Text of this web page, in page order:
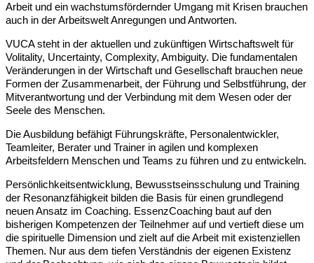
Arbeit und ein wachstumsfördernder Umgang mit Krisen brauchen
auch in der Arbeitswelt Anregungen und Antworten.
VUCA steht in der aktuellen und zukünftigen Wirtschaftswelt für
Volitality, Uncertainty, Complexity, Ambiguity. Die fundamentalen
Veränderungen in der Wirtschaft und Gesellschaft brauchen neue
Formen der Zusammenarbeit, der Führung und Selbstführung, der
Mitverantwortung und der Verbindung mit dem Wesen oder der
Seele des Menschen.
Die Ausbildung befähigt Führungskräfte, Personalentwickler,
Teamleiter, Berater und Trainer in agilen und komplexen
Arbeitsfeldern Menschen und Teams zu führen und zu entwickeln.
Persönlichkeitsentwicklung, Bewusstseinsschulung und Training
der Resonanzfähigkeit bilden die Basis für einen grundlegend
neuen Ansatz im Coaching. EssenzCoaching baut auf den
bisherigen Kompetenzen der Teilnehmer auf und vertieft diese um
die spirituelle Dimension und zielt auf die Arbeit mit existenziellen
Themen. Nur aus dem tiefen Verständnis der eigenen Existenz